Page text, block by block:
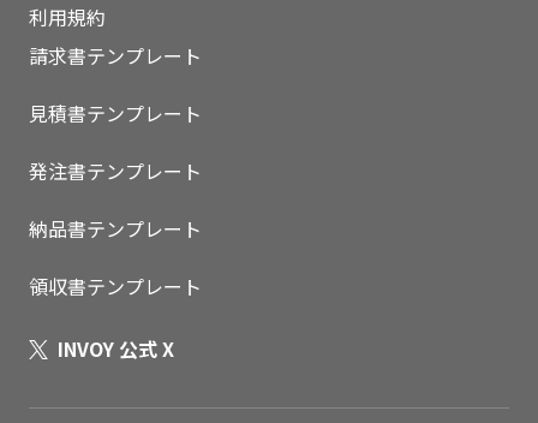
利用規約
請求書テンプレート
見積書テンプレート
発注書テンプレート
納品書テンプレート
領収書テンプレート
INVOY 公式 X